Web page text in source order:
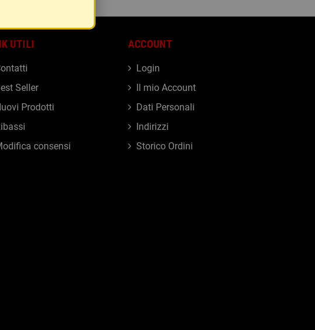
UTILI
Seller
Prodotti
consensi
ACCOUNT
Login
Il mio Account
Dati Personali
Indirizzi
Storico Ordini